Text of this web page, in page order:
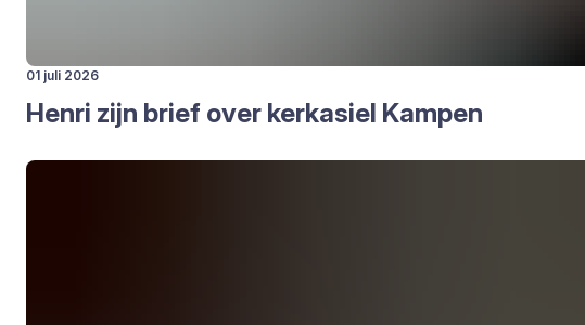
01 juli 2026
Hen­ri zijn brief over kerk­asiel Kam­pen